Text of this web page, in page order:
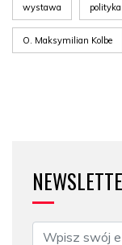
wystawa
O. Maksymilian Kolbe